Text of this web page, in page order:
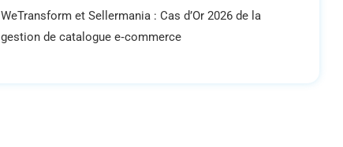
WeTransform et Sellermania : Cas d’Or 2026 de la
gestion de catalogue e‑commerce